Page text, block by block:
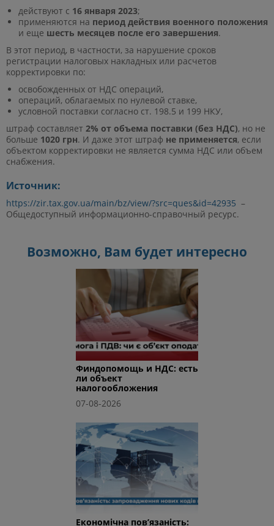
действуют с 16 января 2023;
применяются на период действия военного положения
и еще шесть месяцев после его завершения.
В этот период, в частности, за нарушение сроков
регистрации налоговых накладных или расчетов
корректировки по:
освобожденных от НДС операций,
операций, облагаемых по нулевой ставке,
условной поставки согласно ст. 198.5 и 199 НКУ,
штраф составляет 2% от объема поставки (без НДС), но не
больше 1020 грн. И даже этот штраф не применяется, если
объектом корректировки не является сумма НДС или объем
снабжения.
Источник:
https://zir.tax.gov.ua/main/bz/view/?src=ques&id=42935 –
Общедоступный информационно-справочный ресурс.
Возможно, Вам будет интересно
Финдопомощь и НДС: есть
ли объект
налогообложения
07-08-2026
Економічна пов’язаність: